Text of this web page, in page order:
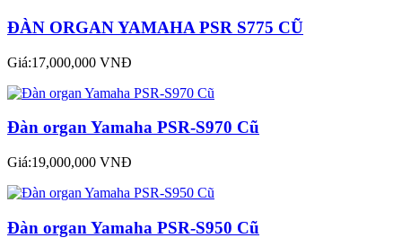
ĐÀN ORGAN YAMAHA PSR S775 CŨ
Giá:17,000,000 VNĐ
Đàn organ Yamaha PSR-S970 Cũ
Giá:19,000,000 VNĐ
Đàn organ Yamaha PSR-S950 Cũ